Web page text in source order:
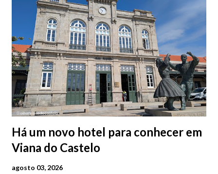
Há um novo hotel para conhecer em
Viana do Castelo
agosto 03, 2026